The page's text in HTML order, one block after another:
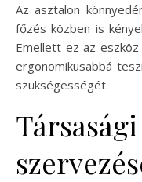
Az asztalon
főzés közben is
Emellett ez az
ergonomikusabbá
szükségességét.